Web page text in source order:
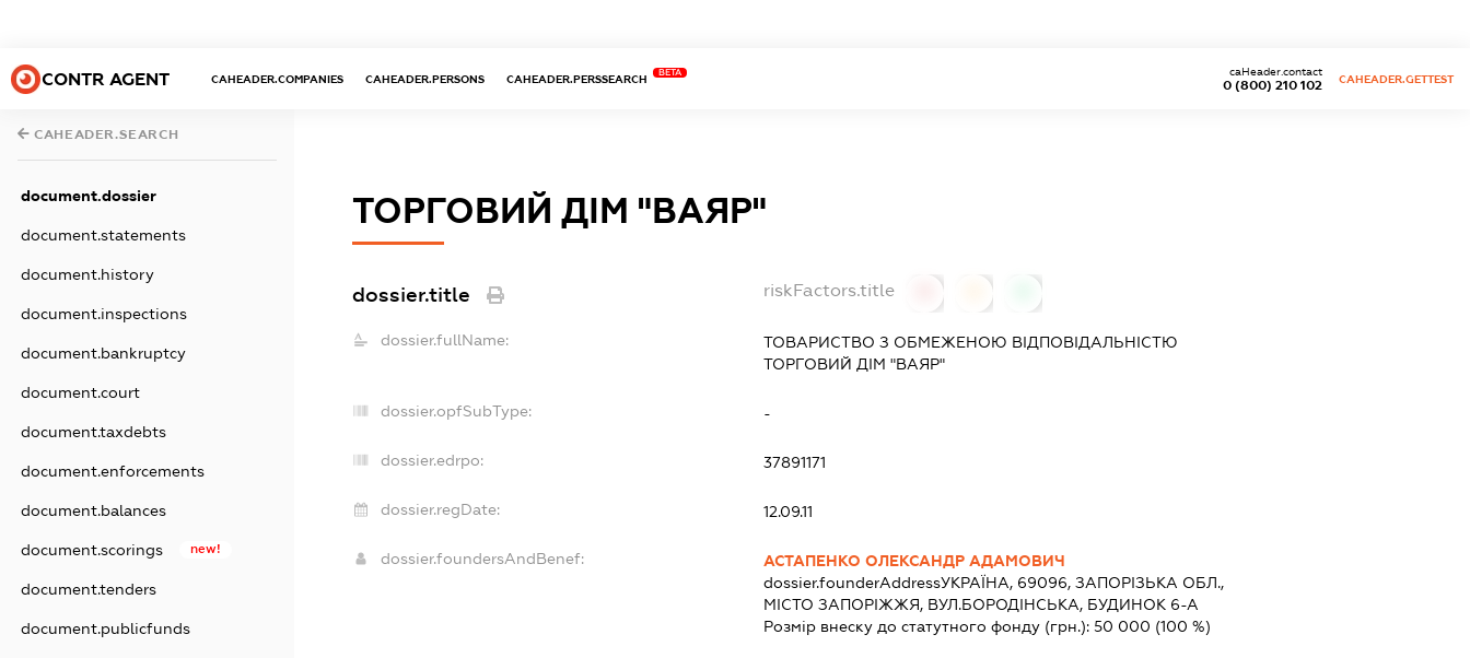
CONTR AGENT CAHEADER.COMPANIES CAHEADER.PERSONS CAHEADER.PERSSEARCH
BETA
0 (800) 210 102
caHeader.contact
CAHEADER.GETTEST
CAHEADER.SEARCH
document.dossier
document.statements
document.history
document.inspections
document.bankruptcy
document.court
document.taxdebts
document.enforcements
document.balances
document.scorings new!
document.tenders
document.publicfunds
ТОРГОВИЙ ДІМ "ВАЯР"
dossier.title riskFactors.title
dossier.fullName:
ТОВАРИСТВО З ОБМЕЖЕНОЮ ВІДПОВІДАЛЬНІСТЮ
ТОРГОВИЙ ДІМ "ВАЯР"
dossier.opfSubType: -
dossier.edrpo: 37891171
dossier.regDate: 12.09.11
dossier.foundersAndBenef:
АСТАПЕНКО ОЛЕКСАНДР АДАМОВИЧ
dossier.founderAddressУКРАЇНА, 69096, ЗАПОРІЗЬКА ОБЛ.,
МІСТО ЗАПОРІЖЖЯ, ВУЛ.БОРОДІНСЬКА, БУДИНОК 6-А
Розмір внеску до статутного фонду (грн.): 50 000 (100 %)